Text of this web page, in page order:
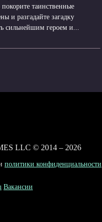
таинственные
и разгадайте загадку
сильнейшим героем и...
LLC © 2014 – 2026
политики конфиденциальности
Вакансии